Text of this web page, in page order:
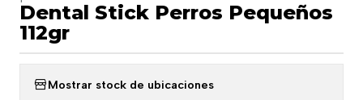
Dental Stick Perros Pequeños
112gr
Mostrar stock de ubicaciones